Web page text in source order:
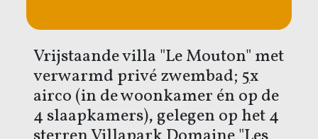
Vrijstaande villa "Le Mouton" met
verwarmd privé zwembad; 5x
airco (in de woonkamer én op de
4 slaapkamers), gelegen op het 4